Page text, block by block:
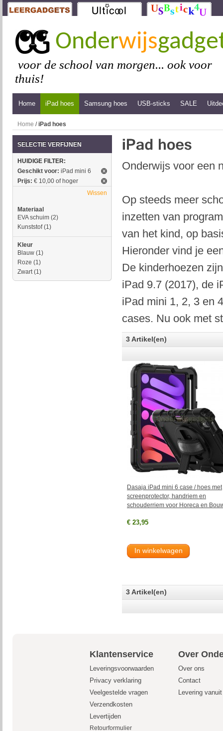
Onderwijs
voor de school van morgen... ook voor
thuis!
Home iPad hoes Samsung hoes USB-sticks SALE
Home /iPad hoes
Onderwijs voor een
Op steeds meer
inzetten van
van het kind, op
Hieronder vind je
De kinderhoezen
iPad 9.7 (2017), de
iPad mini 1, 2, 3 en
cases. Nu ook met
3 Artikel(en)
Dasaja iPad mini 6 case / hoes met
screenprotector, handriem en
schouderriem voor Horeca en
€ 23,95
In winkelwagen
3 Artikel(en)
SELECTIE VERFIJNEN
HUIDIGE FILTER:
Geschikt voor: iPad mini 6
Prijs: € 10,00 of hoger
Wissen
Materiaal
EVA schuim (2)
Kunststof(1)
Kleur
Blauw (1)
Roze (1)
Zwart(1)
Klantenservice Over
Leveringsvoorwaarden
Over ons
Privacy verklaring
Contact
Veelgestelde vragen
Levering
Verzendkosten
Levertijden
Retourformulier